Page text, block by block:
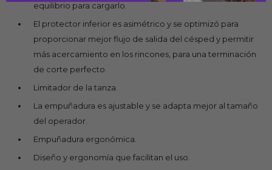
equilibrio para cargarlo.
El protector inferior es asimétrico y se optimizó para
proporcionar mejor flujo de salida del césped y permitir
más acercamiento en los rincones, para una terminación
de corte perfecto.
Limitador de la tanza.
La empuñadura es ajustable y se adapta mejor al tamaño
del operador.
Empuñadura ergonómica.
Diseño y ergonomía que facilitan el uso.